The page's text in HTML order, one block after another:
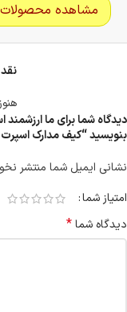
مشاهده
دیدگاه شما برای ما
بنویسید “کیف مدارک
نشانی ایمیل شما منتشر
امتیاز شما
دیدگاه شما*